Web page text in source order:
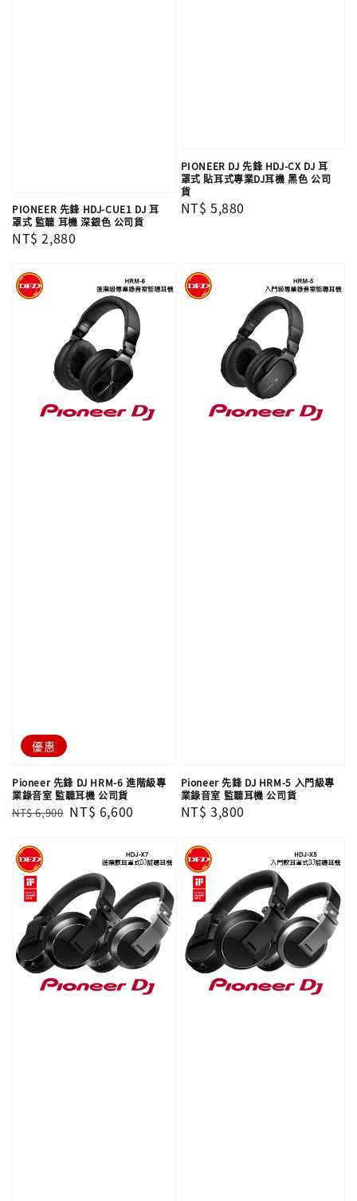
PIONEER 先鋒 HDJ-CUE1 DJ 耳
罩式 監聽 耳機 深銀色 公司貨
Regular
NT$ 2,880
PIONEER DJ 先鋒 HDJ-CX DJ 耳
罩式 貼耳式專業DJ耳機 黑色 公司
貨
Regular
NT$ 5,880
優惠
Pioneer 先鋒 DJ HRM-6 進階級專
業錄音室 監聽耳機 公司貨
Regular
NT$ 6,900 Sale
NT$ 6,600
Pioneer 先鋒 DJ HRM-5 入門級專
業錄音室 監聽耳機 公司貨
Regular
NT$ 3,800